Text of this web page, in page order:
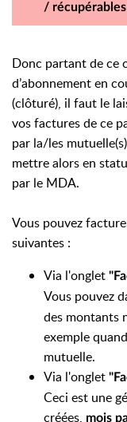
/ récupérables
Donc partant de ce
d’abonnement en
(clôturé), il faut le
vos factures de ce
par la/les
mettre alors en
par le MDA.
Vous pouvez
suivantes :
Via l'onglet
Vous pouvez
des montants
exemple
mutuelle.
Via l'onglet
Ceci est une
créées, mois